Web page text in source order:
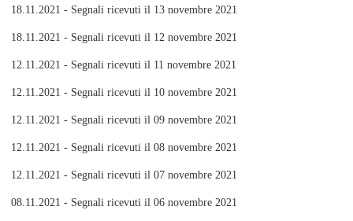
18.11.2021 - Segnali ricevuti il 13 novembre 2021
18.11.2021 - Segnali ricevuti il 12 novembre 2021
12.11.2021 - Segnali ricevuti il 11 novembre 2021
12.11.2021 - Segnali ricevuti il 10 novembre 2021
12.11.2021 - Segnali ricevuti il 09 novembre 2021
12.11.2021 - Segnali ricevuti il 08 novembre 2021
12.11.2021 - Segnali ricevuti il 07 novembre 2021
08.11.2021 - Segnali ricevuti il 06 novembre 2021